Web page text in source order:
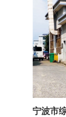
宁波市